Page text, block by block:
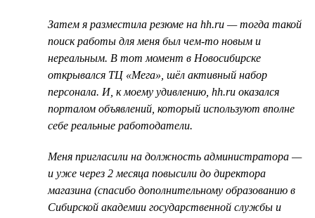
Затем я разместила резюме на hh.ru — тогда такой
поиск работы для меня был чем-то новым и
нереальным. В тот момент в Новосибирске
открывался ТЦ «Мега», шёл активный набор
персонала. И, к моему удивлению, hh.ru оказался
порталом объявлений, который используют вполне
себе реальные работодатели.
Меня пригласили на должность администратора —
и уже через 2 месяца повысили до директора
магазина (спасибо дополнительному образованию в
Сибирской академии государственной службы и